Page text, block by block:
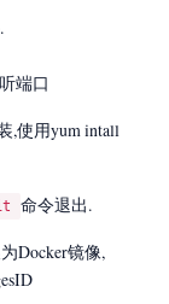
端口
,使用yum intall
命令退出.
Docker镜像,